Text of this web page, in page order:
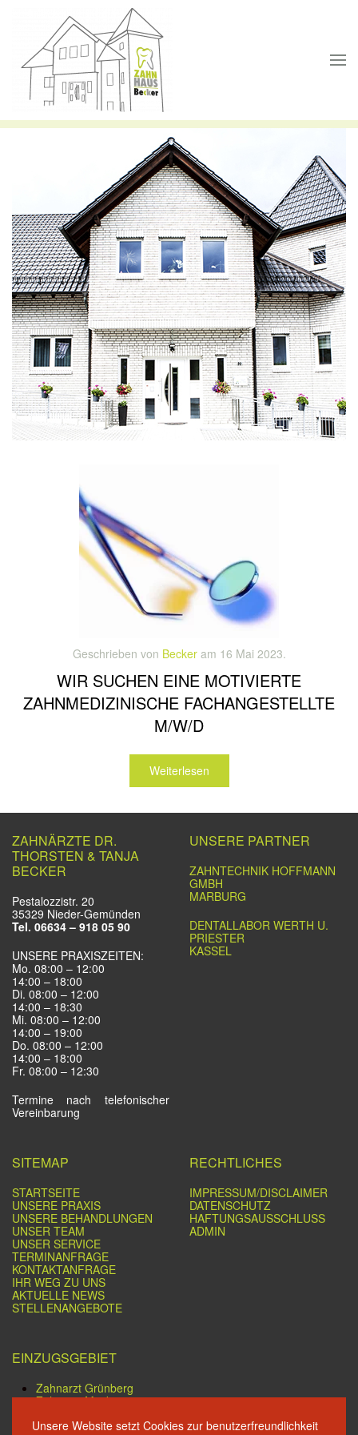
Skip to main content
Geschrieben von Beckeram 16 Mai 2023.
WIR SUCHEN EINE MOTIVIERTE
ZAHNMEDIZINISCHE FACHANGESTELLTE
M/W/D
Weiterlesen
ZAHNÄRZTE DR.
THORSTEN & TANJA
BECKER
Pestalozzistr. 20
35329 Nieder-Gemünden
Tel. 06634 – 918 05 90
UNSERE PRAXISZEITEN:
Mo. 08:00 – 12:00
14:00 – 18:00
Di. 08:00 – 12:00
14:00 – 18:30
Mi. 08:00 – 12:00
14:00 – 19:00
Do. 08:00 – 12:00
14:00 – 18:00
Fr. 08:00 – 12:30
Termine nach telefonischer
Vereinbarung
UNSERE PARTNER
ZAHNTECHNIK HOFFMANN
GMBH
MARBURG
DENTALLABOR WERTH U.
PRIESTER
KASSEL
SITEMAP
STARTSEITE
UNSERE PRAXIS
UNSERE BEHANDLUNGEN
UNSER TEAM
UNSER SERVICE
TERMINANFRAGE
KONTAKTANFRAGE
IHR WEG ZU UNS
AKTUELLE NEWS
STELLENANGEBOTE
RECHTLICHES
IMPRESSUM/DISCLAIMER
DATENSCHUTZ
HAFTUNGSAUSSCHLUSS
ADMIN
EINZUGSGEBIET
Zahnarzt Grünberg
Zahnarzt Mücke
Zahnarzt Kirchhain
Unsere Website setzt Cookies zur benutzerfreundlichkeit